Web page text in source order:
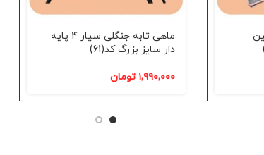
ماهی تابه جنگلی سیار 4 پایه
دار سایز بزرگ کد(61)
۱,۹۹۰,۰۰۰ تومان